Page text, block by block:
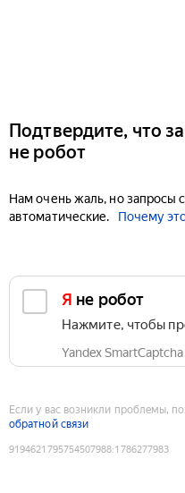
Подтвердите, что
не робот
Нам очень жаль, но запросы
автоматические.
Почему
Я не робот
Нажмите, чтобы
Yandex SmartCaptcha
Если у вас возникли проблемы,
обратной связи
9194621795754507988:1786277983